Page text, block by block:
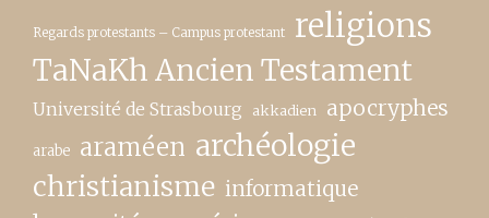
Regards protestants – Campus protestant religions
TaNaKh Ancien Testament
Université de Strasbourg akkadien apocryphes
arabe araméen archéologie
christianisme informatique